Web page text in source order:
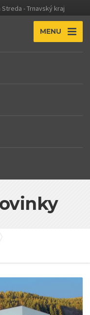
Streda - Trnavský kraj
MENU